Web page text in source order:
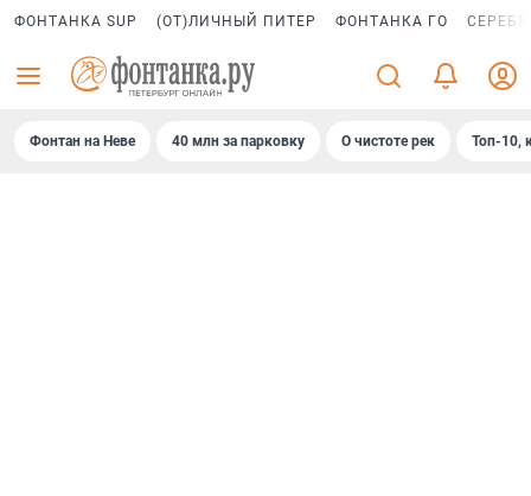
ФОНТАНКА SUP (ОТ)ЛИЧНЫЙ ПИТЕР ФОНТАНКА ГО
Фонтан на Неве 40 млн за парковку О чистоте рек Топ-10,